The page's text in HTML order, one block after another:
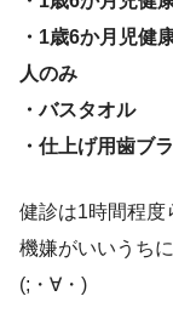
・1歳6か月児健
人のみ
・バスタオル
・仕上げ用歯ブ
健診は1時間程度
機嫌がいいうち
(;・∀・)